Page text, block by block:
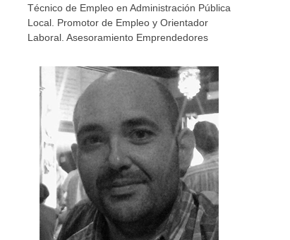
Técnico de Empleo en Administración Pública
Local. Promotor de Empleo y Orientador
Laboral. Asesoramiento Emprendedores